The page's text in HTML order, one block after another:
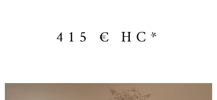
http://www.georisques.gouv.fr ”.
415 € HC*